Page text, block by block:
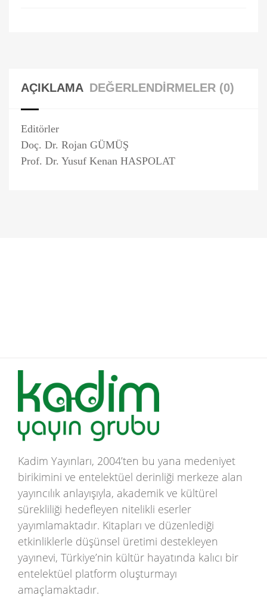
AÇIKLAMA DEĞERLENDIRMELER (0)
Editörler
Doç. Dr. Rojan GÜMÜŞ
Prof. Dr. Yusuf Kenan HASPOLAT
Kadim Yayınları, 2004’ten bu yana medeniyet
birikimini ve entelektüel derinliği merkeze alan
yayıncılık anlayışıyla, akademik ve kültürel
sürekliliği hedefleyen nitelikli eserler
yayımlamaktadır. Kitapları ve düzenlediği
etkinliklerle düşünsel üretimi destekleyen
yayınevi, Türkiye’nin kültür hayatında kalıcı bir
entelektüel platform oluşturmayı
amaçlamaktadır.